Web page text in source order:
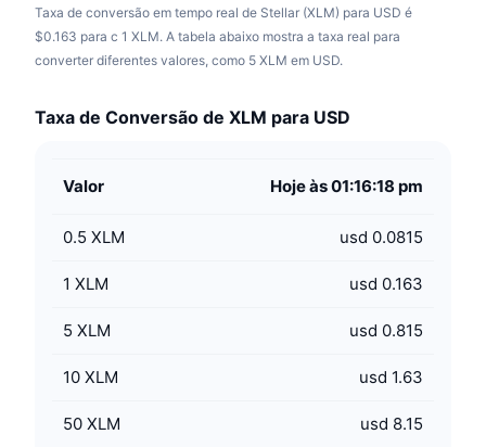
Taxa de conversão em tempo real de Stellar (XLM) para USD é
$0.163 para c 1 XLM. A tabela abaixo mostra a taxa real para
converter diferentes valores, como 5 XLM em USD.
Taxa de Conversão de XLM para USD
Valor Hoje às 01:16:18 pm
0.5 XLM usd 0.0815
1 XLM usd 0.163
5 XLM usd 0.815
10 XLM usd 1.63
50 XLM usd 8.15